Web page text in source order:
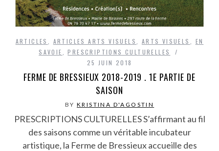
ARTICLES ARTICLES ARTS VISUELS ARTS VISUELS
EN
SAVOIE
,PRESCRIPTIONS CULTURELLES
25 JUIN 2018
FERME DE BRESSIEUX 2018-2019 . 1E PARTIE DE
SAISON
BY KRISTINA D'AGOSTIN
PRESCRIPTIONS CULTURELLES S’affirmant au fil
des saisons comme un véritable incubateur
artistique, la Ferme de Bressieux accueille des